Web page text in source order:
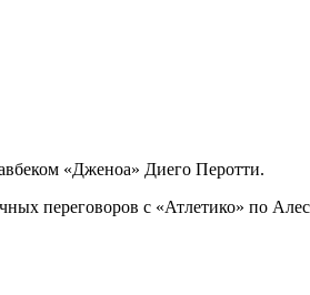
«Дженоа» Диего Перотти.
переговоров с «Атлетико» по